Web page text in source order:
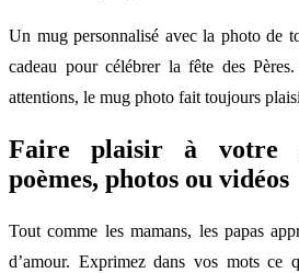
Un mug personnalisé avec la photo de
cadeau pour célébrer la fête des
attentions, le mug photo fait toujours
Faire plaisir à votre
poèmes, photos ou vidéos
Tout comme les mamans, les papas
d’amour. Exprimez dans vos mots ce